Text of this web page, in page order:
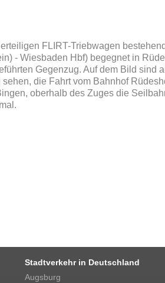
FLIRT-Triebwagen
- Wiesbaden Hbf) begegnet in
Gegenzug. Auf dem Bild sind
die Fahrt vom Bahnhof
oberhalb des Zuges die
Stadtverkehr in Deutschland
Augsburg